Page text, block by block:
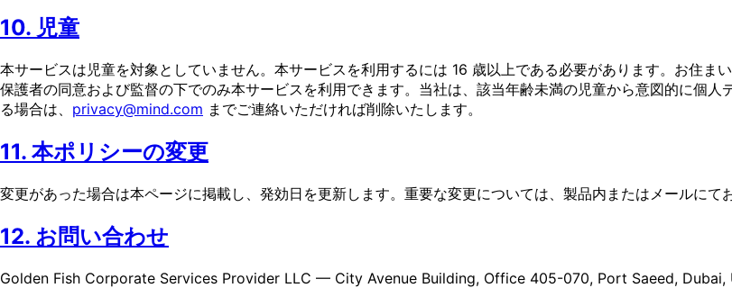
10. 児童
本サービスは児童を対象としていません。本サービスを利用するには 16 歳以上である必要があります。お住
保護者の同意および監督の下でのみ本サービスを利用できます。当社は、該当年齢未満の児童から意図的に個
る場合は、 privacy@mind.com までご連絡いただければ削除いたします。
11. 本ポリシーの変更
変更があった場合は本ページに掲載し、発効日を更新します。重要な変更については、製品内またはメールにて
12. お問い合わせ
Golden Fish Corporate Services Provider LLC — City Avenue Building, Office 405-070, Port Saeed, Dubai,